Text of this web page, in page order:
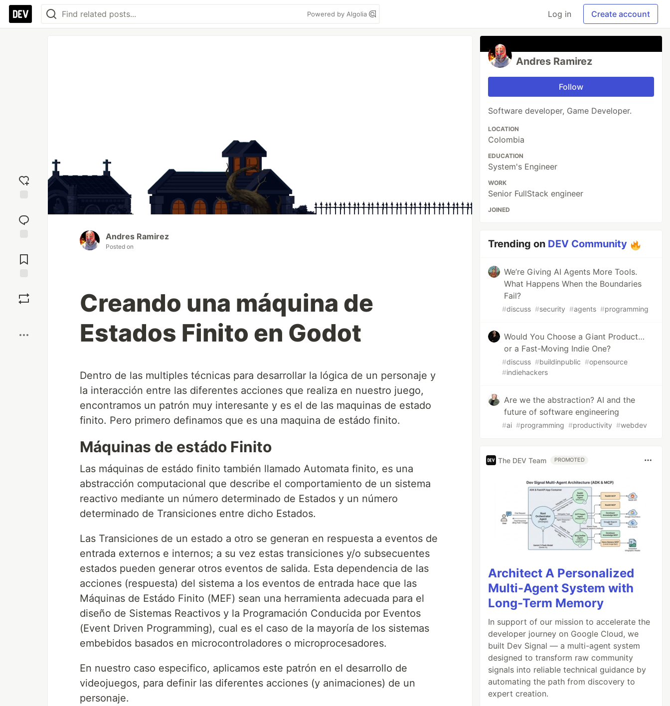
Powered by Algolia Log in Create account
reaction
Comments
Andres Ramirez
Posted on
Creando una máquina de
Estados Finito en Godot
Dentro de las multiples técnicas para desarrollar la lógica de un personaje y
la interacción entre las diferentes acciones que realiza en nuestro juego,
encontramos un patrón muy interesante y es el de las maquinas de estado
finito. Pero primero definamos que es una maquina de estádo finito.
Máquinas de estádo Finito
Las máquinas de estádo finito también llamado Automata finito, es una
abstracción computacional que describe el comportamiento de un sistema
reactivo mediante un número determinado de Estados y un número
determinado de Transiciones entre dicho Estados.
Las Transiciones de un estado a otro se generan en respuesta a eventos de
entrada externos e internos; a su vez estas transiciones y/o subsecuentes
estados pueden generar otros eventos de salida. Esta dependencia de las
acciones (respuesta) del sistema a los eventos de entrada hace que las
Máquinas de Estádo Finito (MEF) sean una herramienta adecuada para el
diseño de Sistemas Reactivos y la Programación Conducida por Eventos
(Event Driven Programming), cual es el caso de la mayoría de los sistemas
embebidos basados en microcontroladores o microprocesadores.
En nuestro caso especifico, aplicamos este patrón en el desarrollo de
videojuegos, para definir las diferentes acciones (y animaciones) de un
personaje.
Andres Ramirez
Follow
Software developer, Game Developer.
LOCATION
Colombia
EDUCATION
System's Engineer
WORK
Senior FullStack engineer
JOINED
Trending on DEV Community
We’re Giving AI Agents More Tools.
What Happens When the Boundaries
Fail?
#discuss #security #agents #programming
Would You Choose a Giant Product…
or a Fast-Moving Indie One?
#discuss #buildinpublic #opensource
#indiehackers
Are we the abstraction? AI and the
future of software engineering
#ai #programming #productivity #webdev
The DEV Team PROMOTED
Architect A Personalized
Multi-Agent System with
Long-Term Memory
In support of our mission to accelerate the
developer journey on Google Cloud, we
built Dev Signal — a multi-agent system
designed to transform raw community
signals into reliable technical guidance by
automating the path from discovery to
expert creation.